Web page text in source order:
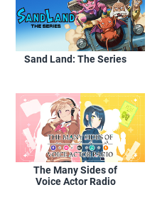
Sand Land: The Series
The Many Sides of
Voice Actor Radio